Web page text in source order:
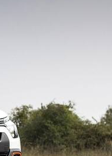
மேம்பட்டு
சலுகைகளை